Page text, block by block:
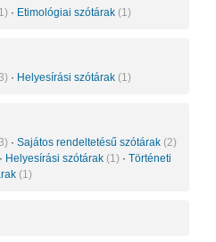
· Etimológiai szótárak (1)
· Helyesírási szótárak (1)
· Sajátos rendeltetésű szótárak (2)
· Helyesírási szótárak (1) · Történeti
(1)